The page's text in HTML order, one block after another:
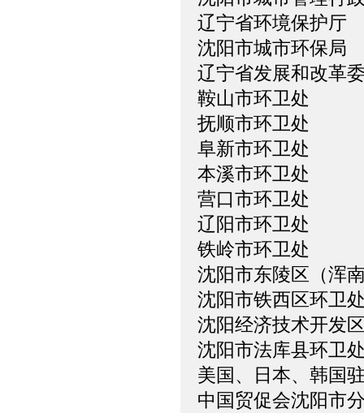
辽宁省环境保护厅
沈阳市城市环保局
辽宁省发展和改革
鞍山市环卫处
抚顺市环卫处
阜新市环卫处
本溪市环卫处
营口市环卫处
辽阳市环卫处
铁岭市环卫处
沈阳市东陵区（浑
沈阳市铁西区环卫
沈阳经济技术开发
沈阳市法库县环卫
美国、日本、韩国
中国贸促会沈阳市